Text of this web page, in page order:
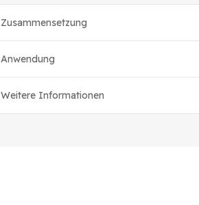
Zusammensetzung
Anwendung
Weitere Informationen